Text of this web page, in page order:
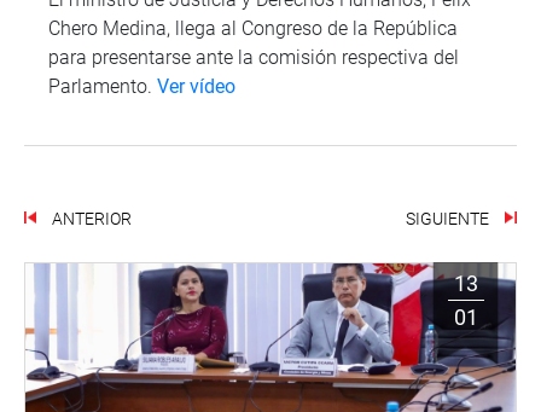
Chero Medina, llega al Congreso de la República
para presentarse ante la comisión respectiva del
Parlamento. Ver vídeo
ANTERIOR SIGUIENTE
13
01